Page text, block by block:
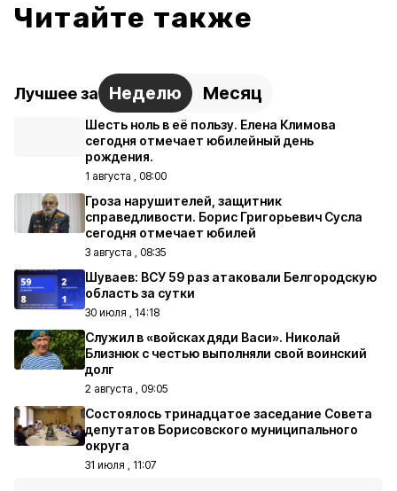
Читайте также
Лучшее за Неделю Месяц
Шесть ноль в её пользу. Елена Климова
сегодня отмечает юбилейный день
рождения.
1 августа , 08:00
Гроза нарушителей, защитник
справедливости. Борис Григорьевич Сусла
сегодня отмечает юбилей
3 августа , 08:35
Шуваев: ВСУ 59 раз атаковали Белгородскую
область за сутки
30 июля , 14:18
Служил в «войсках дяди Васи». Николай
Близнюк с честью выполняли свой воинский
долг
2 августа , 09:05
Состоялось тринадцатое заседание Совета
депутатов Борисовского муниципального
округа
31 июля , 11:07